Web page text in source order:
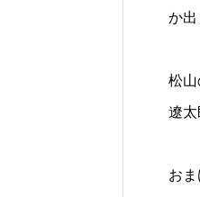
か出
松
遼太
お